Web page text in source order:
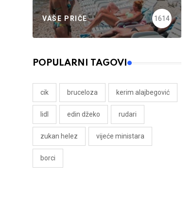
VAŠE PRIČE 1614
POPULARNI TAGOVI
cik bruceloza kerim alajbegović
lidl edin džeko rudari
zukan helez vijeće ministara
borci